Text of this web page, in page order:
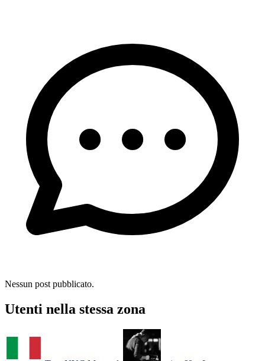
Nessun post pubblicato.
Utenti nella stessa zona